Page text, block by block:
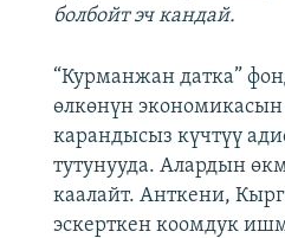
болбойт эч кандай.
“Курманжан датка”
өлкөнүн
карандысыз күчтүү
тутунууда. Алардын
каалайт. Анткени,
эскерткен коомдук